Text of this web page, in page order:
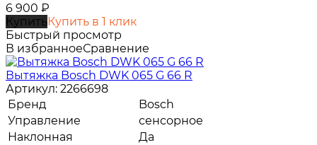
6 900 ₽
КупитьКупить в 1 клик
Быстрый просмотр
В избранноеСравнение
Вытяжка Bosch DWK 065 G 66 R
Артикул: 2266698
Бренд
Bosch
Управление
сенсорное
Наклонная
Да